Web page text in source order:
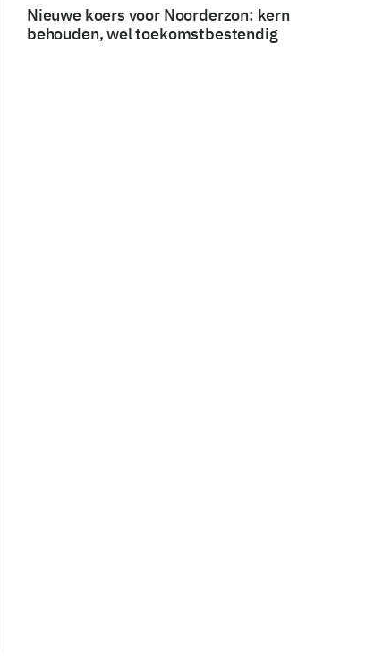
Nieuwe koers voor Noorderzon: kern
behouden, wel toekomstbestendig